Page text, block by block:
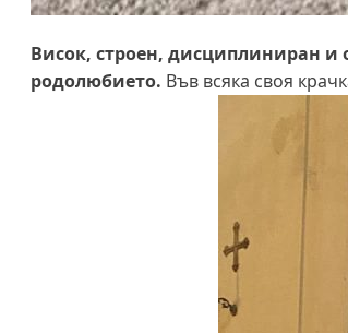
Висок, строен, дисциплиниран и
родолюбието. Във всяка своя